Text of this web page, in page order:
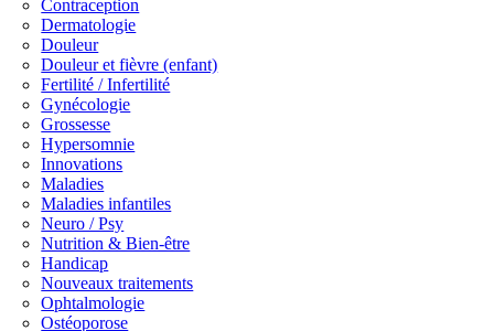
Contraception
Dermatologie
Douleur
Douleur et fièvre (enfant)
Fertilité / Infertilité
Gynécologie
Grossesse
Hypersomnie
Innovations
Maladies
Maladies infantiles
Neuro / Psy
Nutrition & Bien-être
Handicap
Nouveaux traitements
Ophtalmologie
Ostéoporose